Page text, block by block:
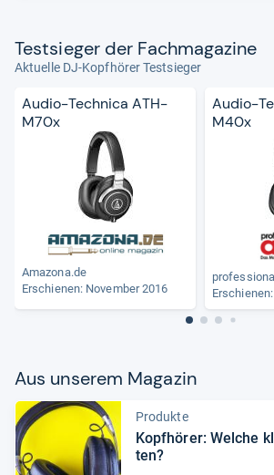
Test­sie­ger der Fach­ma­ga­zine
Aktuelle DJ-Kopfhörer Testsieger
Audio-Technica ATH-
M70x
Amazona.de
Erschienen: November 2016
Audio-
M40x
Aus unse­rem Maga­zin
Produkte
Kopf­hö­rer: Wel­che
ten?